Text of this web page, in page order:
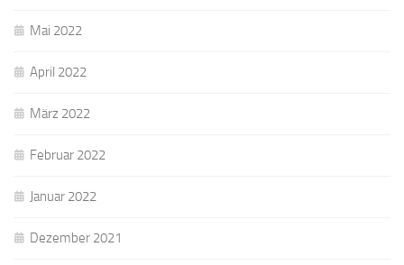
Mai 2022
April 2022
März 2022
Februar 2022
Januar 2022
Dezember 2021